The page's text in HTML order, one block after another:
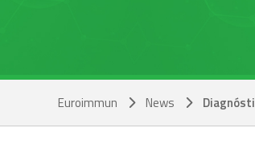
Euroimmun News